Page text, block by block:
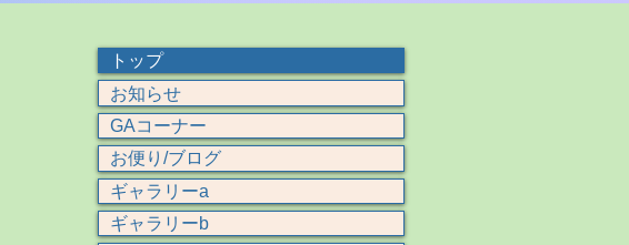
トップ
お知らせ
GAコーナー
お便り/ブログ
ギャラリーa
ギャラリーb